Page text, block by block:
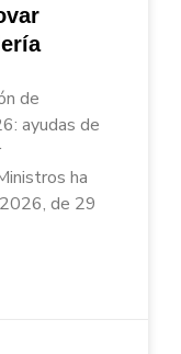
de
ayudas de
ha
de 29